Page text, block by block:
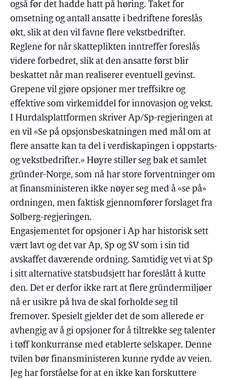
også før det hadde hatt på høring. Taket for
omsetning og antall ansatte i bedriftene foreslås
økt, slik at den vil favne flere vekstbedrifter.
Reglene for når skatteplikten inntreffer foreslås
videre forbedret, slik at den ansatte først blir
beskattet når man realiserer eventuell gevinst.
Grepene vil gjøre opsjoner mer treffsikre og
effektive som virkemiddel for innovasjon og vekst.
I Hurdalsplattformen skriver Ap/Sp-regjeringen at
en vil «Se på opsjonsbeskatningen med mål om at
flere ansatte kan ta del i verdiskapingen i oppstarts-
og vekstbedrifter.» Høyre stiller seg bak et samlet
gründer-Norge, som nå har store forventninger om
at finansministeren ikke nøyer seg med å «se på»
ordningen, men faktisk gjennomfører forslaget fra
Solberg-regjeringen.
Engasjementet for opsjoner i Ap har historisk sett
vært lavt og det var Ap, Sp og SV som i sin tid
avskaffet daværende ordning. Samtidig vet vi at Sp
i sitt alternative statsbudsjett har foreslått å kutte
den. Det er derfor ikke rart at flere gründermiljøer
nå er usikre på hva de skal forholde seg til
fremover. Spesielt gjelder det de som allerede er
avhengig av å gi opsjoner for å tiltrekke seg talenter
i tøff konkurranse med etablerte selskaper. Denne
tvilen bør finansministeren kunne rydde av veien.
Jeg har forståelse for at en ikke kan forskuttere